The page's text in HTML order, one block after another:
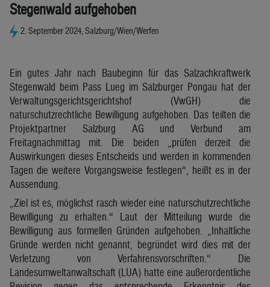
Stegenwald aufgehoben
2. September 2024, Salzburg/Wien/Werfen
Ein gutes Jahr nach Baubeginn für das Salzachkraftwerk
Stegenwald beim Pass Lueg im Salzburger Pongau hat der
Verwaltungsgerichtsgerichtshof (VwGH) die
naturschutzrechtliche Bewilligung aufgehoben. Das teilten die
Projektpartner Salzburg AG und Verbund am
Freitagnachmittag mit. Die beiden „prüfen derzeit die
Auswirkungen dieses Entscheids und werden in kommenden
Tagen die weitere Vorgangsweise festlegen“, heißt es in der
Aussendung.
„Ziel ist es, möglichst rasch wieder eine naturschutzrechtliche
Bewilligung zu erhalten.“ Laut der Mitteilung wurde die
Bewilligung aus formellen Gründen aufgehoben. „Inhaltliche
Gründe werden nicht genannt, begründet wird dies mit der
Verletzung von Verfahrensvorschriften.“ Die
Landesumweltanwaltschaft (LUA) hatte eine außerordentliche